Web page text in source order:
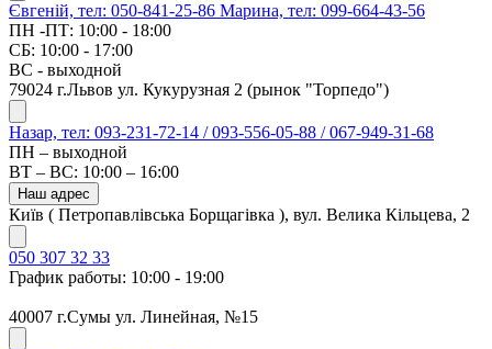
Євгеній, тел: 050-841-25-86 Марина, тел: 099-664-43-56
ПН -ПТ: 10:00 - 18:00
СБ: 10:00 - 17:00
ВС - выходной
79024 г.Львов ул. Кукурузная 2 (рынок "Торпедо")
Назар, тел: 093-231-72-14 / 093-556-05-88 / 067-949-31-68
ПН – выходной
ВТ – ВС: 10:00 – 16:00
Наш адрес
Київ ( Петропавлівська Борщагівка ), вул. Велика Кільцева, 2
050 307 32 33
График работы: 10:00 - 19:00
40007 г.Сумы ул. Линейная, №15